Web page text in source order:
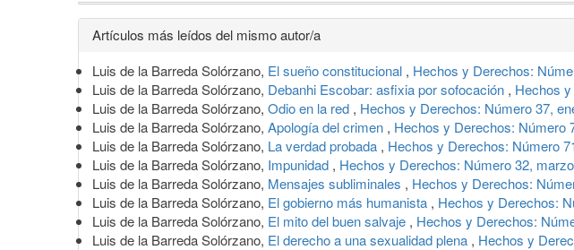
Detalles
del
artículo
Artículos más leídos del mismo autor/a
Luis de la Barreda Solórzano, El sueño constitucional , Hechos y Derechos:
Luis de la Barreda Solórzano, Debanhi Escobar: asfixia por sofocación , Hechos
Luis de la Barreda Solórzano, Odio en la red , Hechos y Derechos: Número 37,
Luis de la Barreda Solórzano, Apología del crimen , Hechos y Derechos: Número
Luis de la Barreda Solórzano, La verdad probada , Hechos y Derechos: Número
Luis de la Barreda Solórzano, Impunidad , Hechos y Derechos: Número 32,
Luis de la Barreda Solórzano, Mensajes subliminales , Hechos y Derechos:
Luis de la Barreda Solórzano, El gobierno más humanista , Hechos y Derechos:
Luis de la Barreda Solórzano, El mito del buen salvaje , Hechos y Derechos:
Luis de la Barreda Solórzano, El derecho a una sexualidad plena , Hechos y